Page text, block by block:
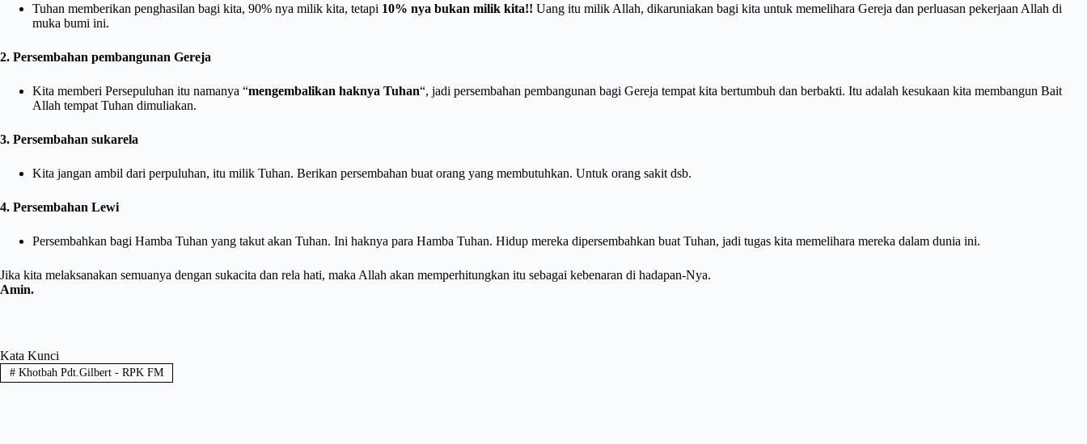
Tuhan memberikan penghasilan bagi kita, 90% nya milik kita, tetapi 10% nya bukan milik kita!! Uang itu milik Allah, dikaruniakan bagi kita untuk memelihara Gereja dan perluasan pekerjaan Allah di
muka bumi ini.
2. Persembahan pembangunan Gereja
Kita memberi Persepuluhan itu namanya “mengembalikan haknya Tuhan“, jadi persembahan pembangunan bagi Gereja tempat kita bertumbuh dan berbakti. Itu adalah kesukaan kita membangun Bait
Allah tempat Tuhan dimuliakan.
3. Persembahan sukarela
Kita jangan ambil dari perpuluhan, itu milik Tuhan. Berikan persembahan buat orang yang membutuhkan. Untuk orang sakit dsb.
4. Persembahan Lewi
Persembahkan bagi Hamba Tuhan yang takut akan Tuhan. Ini haknya para Hamba Tuhan. Hidup mereka dipersembahkan buat Tuhan, jadi tugas kita memelihara mereka dalam dunia ini.
Jika kita melaksanakan semuanya dengan sukacita dan rela hati, maka Allah akan memperhitungkan itu sebagai kebenaran di hadapan-Nya.
Amin.
Kata Kunci
#Khotbah Pdt.Gilbert - RPK FM